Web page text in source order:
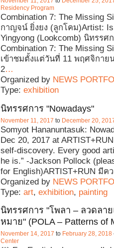
Residency Program
Combination 7: The Missing
กาญจน์ ยิ่งยง (ลูกโคม)Artist:
Yingyong (Lookcomb) นิทรรศ
Combination 7: The Missing
เข้าชมตั้งแต่วันที่ 11 พฤศจิกาย
2…
Organized by NEWS
Type: exhibition
นิทรรศการ "Nowadays"
November 11, 2017 to December 20,
Somyot Hananuntasuk:
Dec 20, 2017 at
self-discovery. Every good
he is.” -Jackson Pollock
for English)ARTIST+RUN มีค
Organized by NEWS
Type: art, exhibition, painting
นิทรรศการ "โพลา – ลวดลา
หมาย" (POLA – Patterns of
November 14, 2017 to February 28, 2018
Center